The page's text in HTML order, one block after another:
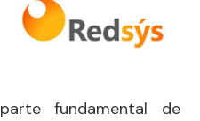
fundamental de